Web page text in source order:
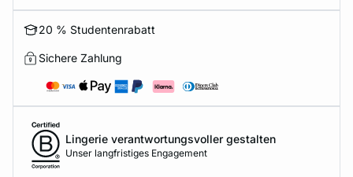
20 % Studentenrabatt
Sichere Zahlung
Lingerie verantwortungsvoller gestalten
Unser langfristiges Engagement